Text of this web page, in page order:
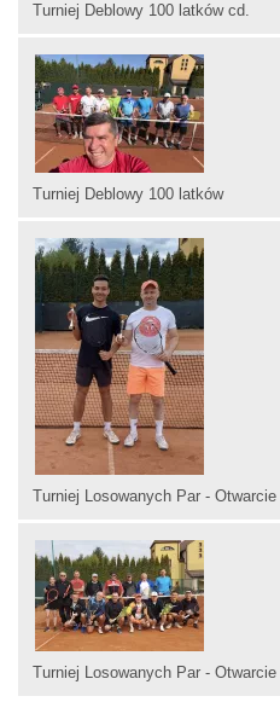
Turniej Deblowy 100 latków cd.
Turniej Deblowy 100 latków
Turniej Losowanych Par -
Turniej Losowanych Par -